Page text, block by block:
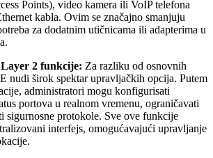
Points), video kamera ili VoIP telefona
kabla. Ovim se značajno smanjuju
za dodatnim utičnicama ili adapterima u
2 funkcije: Za razliku od osnovnih
nudi širok spektar upravljačkih opcija. Putem
administratori mogu konfigurisati
portova u realnom vremenu, ograničavati
protokole. Sve ove funkcije
interfejs, omogućavajući upravljanje